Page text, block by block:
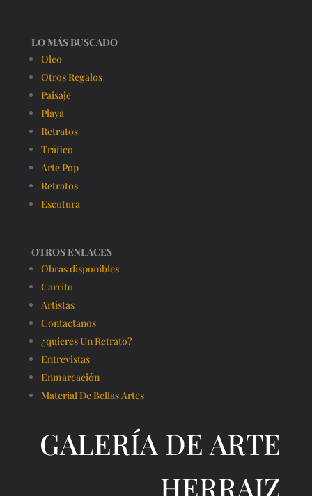
LO MÁS BUSCADO
Oleo
Otros Regalos
Paisaje
Playa
Retratos
Tráfico
Arte Pop
Retratos
Escutura
OTROS ENLACES
Obras disponibles
Carrito
Artistas
Contactanos
¿quieres Un Retrato?
Entrevistas
Enmarcación
Material De Bellas Artes
GALERÍA DE ARTE
HERRAIZ